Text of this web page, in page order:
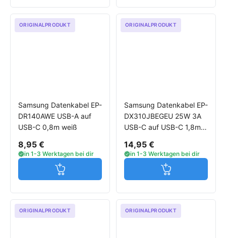
ORIGINALPRODUKT
Samsung Datenkabel EP-
DR140AWE USB-A auf
USB-C 0,8m weiß
8,95 €
in 1-3 Werktagen bei dir
Jetzt in den Warenkorb
ORIGINALPRODUKT
Samsung Datenkabel EP-
DX310JBEGEU 25W 3A
USB-C auf USB-C 1,8m
14,95 €
in 1-3 Werktagen bei dir
Jetzt in den
ORIGINALPRODUKT ORIGINALPRODUKT